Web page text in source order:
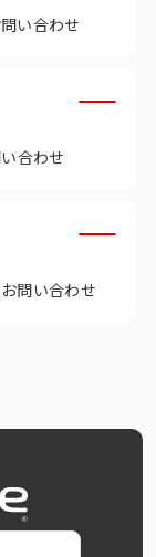
い合わせ
合わせ
問い合わせ